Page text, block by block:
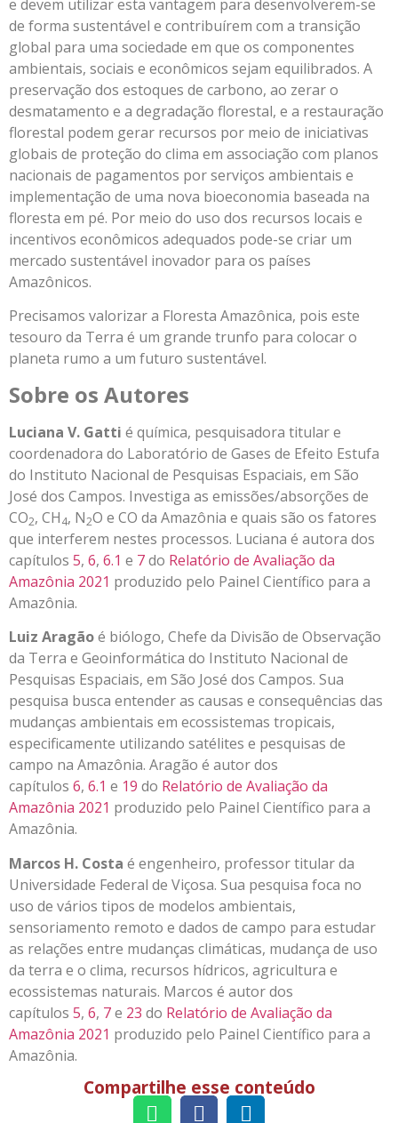
e devem utilizar esta vantagem para desenvolverem-se
de forma sustentável e contribuírem com a transição
global para uma sociedade em que os componentes
ambientais, sociais e econômicos sejam equilibrados. A
preservação dos estoques de carbono, ao zerar o
desmatamento e a degradação florestal, e a restauração
florestal podem gerar recursos por meio de iniciativas
globais de proteção do clima em associação com planos
nacionais de pagamentos por serviços ambientais e
implementação de uma nova bioeconomia baseada na
floresta em pé. Por meio do uso dos recursos locais e
incentivos econômicos adequados pode-se criar um
mercado sustentável inovador para os países
Amazônicos.
Precisamos valorizar a Floresta Amazônica, pois este
tesouro da Terra é um grande trunfo para colocar o
planeta rumo a um futuro sustentável.
Sobre os Autores
Luciana V. Gatti é química, pesquisadora titular e
coordenadora do Laboratório de Gases de Efeito Estufa
do Instituto Nacional de Pesquisas Espaciais, em São
José dos Campos. Investiga as emissões/absorções de
CO2, CH4, N2O e CO da Amazônia e quais são os fatores
que interferem nestes processos. Luciana é autora dos
capítulos 5, 6, 6.1 e 7do Relatório de Avaliação da
Amazônia 2021 produzido pelo Painel Científico para a
Amazônia.
Luiz Aragãoé biólogo, Chefe da Divisão de Observação
da Terra e Geoinformática do Instituto Nacional de
Pesquisas Espaciais, em São José dos Campos. Sua
pesquisa busca entender as causas e consequências das
mudanças ambientais em ecossistemas tropicais,
especificamente utilizando satélites e pesquisas de
campo na Amazônia. Aragão é autor dos
capítulos 6, 6.1 e 19 do Relatório de Avaliação da
Amazônia 2021 produzido pelo Painel Científico para a
Amazônia.
Marcos H. Costa é engenheiro, professor titular da
Universidade Federal de Viçosa. Sua pesquisa foca no
uso de vários tipos de modelos ambientais,
sensoriamento remoto e dados de campo para estudar
as relações entre mudanças climáticas, mudança de uso
da terra e o clima, recursos hídricos, agricultura e
ecossistemas naturais. Marcos é autor dos
capítulos 5, 6, 7e 23 do Relatório de Avaliação da
Amazônia 2021 produzido pelo Painel Científico para a
Amazônia.
Compartilhe esse conteúdo